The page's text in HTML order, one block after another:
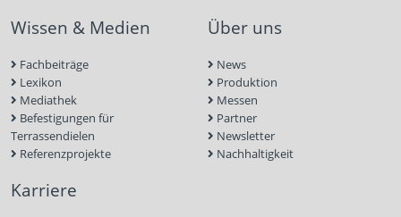
Wissen & Medien
Fachbeiträge
Lexikon
Mediathek
Befestigungen für
Terrassendielen
Referenzprojekte
Über uns
News
Produktion
Messen
Partner
Newsletter
Nachhaltigkeit
Karriere